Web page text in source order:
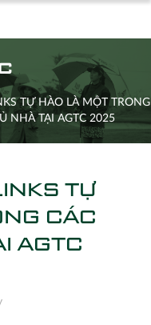
TỰ HÀO LÀ MỘT TRONG
NHÀ TẠI AGTC 2025
TỰ
CÁC
AGTC